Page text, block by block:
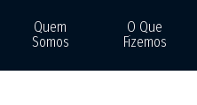
Quem
Somos
O Que
Fizemos